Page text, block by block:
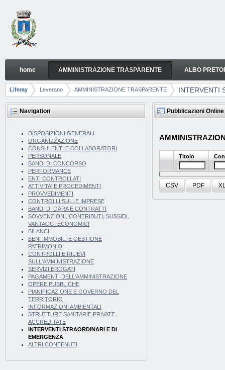
Skip to Content
INTERVENTI STRAORDINARI E DI EMERGENZA
Navigation
home AMMINISTRAZIONE TRASPARENTE ALBO
Breadcrumbs
Liferay Leverano AMMINISTRAZIONE TRASPARENTE INTERVENTI
Navigation
DISPOSIZIONI GENERALI
ORGANIZZAZIONE
CONSULENTI E COLLABORATORI
PERSONALE
BANDI DI CONCORSO
PERFORMANCE
ENTI CONTROLLATI
ATTIVITA' E PROCEDIMENTI
PROVVEDIMENTI
CONTROLLI SULLE IMPRESE
BANDI DI GARA E CONTRATTI
SOVVENZIONI, CONTRIBUTI, SUSSIDI,
VANTAGGI ECONOMICI
BILANCI
BENI IMMOBILI E GESTIONE
PATRIMONIO
CONTROLLI E RILIEVI
SULL'AMMINISTRAZIONE
SERVIZI EROGATI
PAGAMENTI DELL'AMMINISTRAZIONE
OPERE PUBBLICHE
PIANIFICAZIONE E GOVERNO DEL
TERRITORIO
INFORMAZIONI AMBIENTALI
STRUTTURE SANITARIE PRIVATE
ACCREDITATE
INTERVENTI STRAORDINARI E DI
EMERGENZA
ALTRI CONTENUTI
Pubblicazioni Online
Titolo
CSV PDF